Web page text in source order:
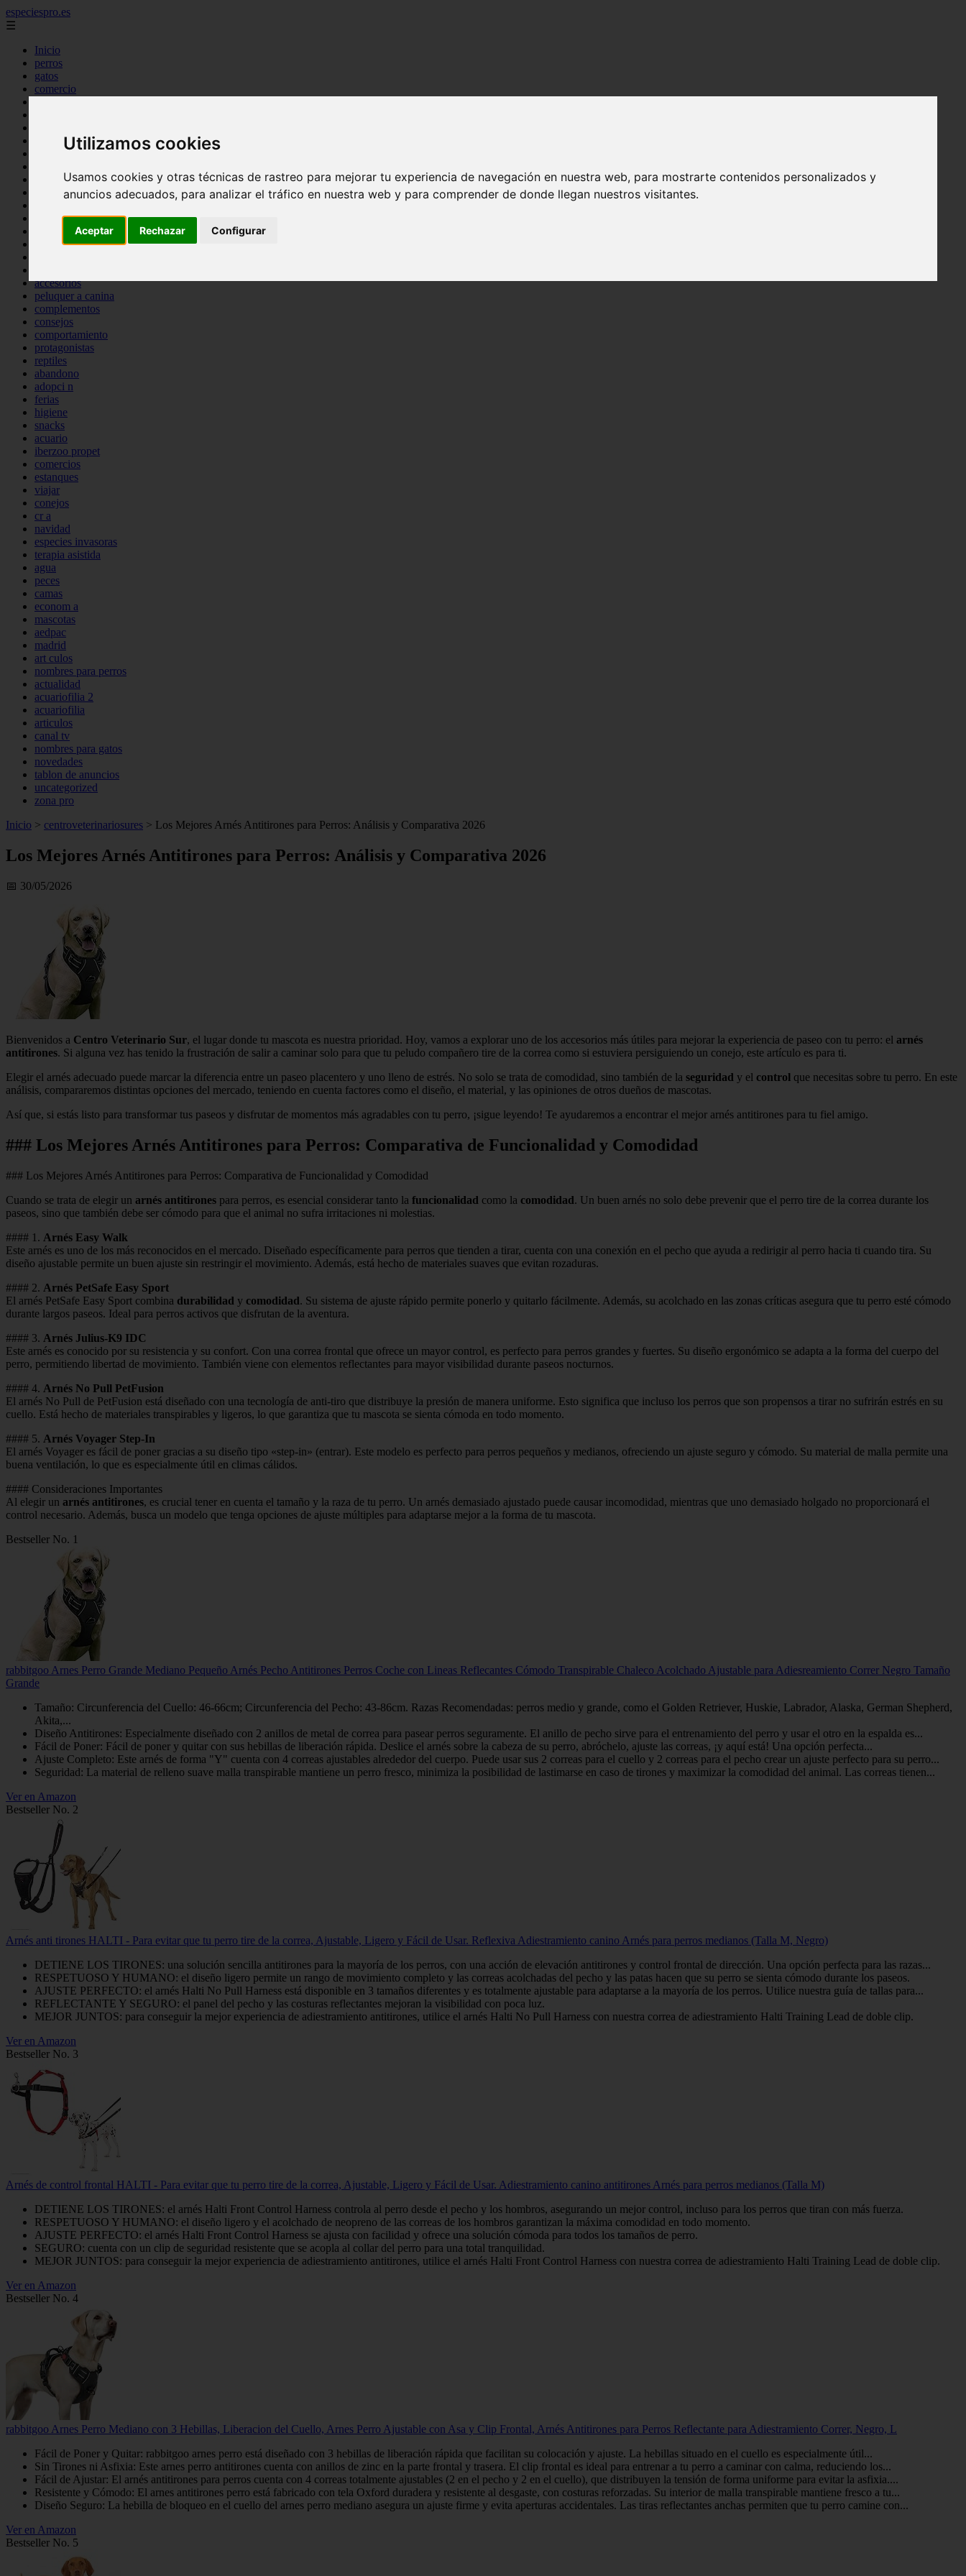
Utilizamos cookies
Usamos cookies y otras técnicas de rastreo para mejorar tu experiencia de navegación en nuestra web, para mostrarte contenidos personalizados y
anuncios adecuados, para analizar el tráfico en nuestra web y para comprender de donde llegan nuestros visitantes.
Aceptar Rechazar Configurar
especiespro.es
☰
Inicio
perros
gatos
comercio
tenencia responsable
mantenimiento
bienestar
peque os mam feros
verano
accesorios
peluquer a canina
complementos
consejos
comportamiento
protagonistas
reptiles
abandono
adopci n
ferias
higiene
snacks
acuario
iberzoo propet
comercios
estanques
viajar
conejos
cr a
navidad
especies invasoras
terapia asistida
agua
peces
camas
econom a
mascotas
aedpac
madrid
art culos
nombres para perros
actualidad
acuariofilia 2
acuariofilia
articulos
canal tv
nombres para gatos
novedades
tablon de anuncios
uncategorized
zona pro
Inicio > centroveterinariosures > Los Mejores Arnés Antitirones para Perros: Análisis y Comparativa 2026
Los Mejores Arnés Antitirones para Perros: Análisis y Comparativa 2026
📅 30/05/2026
Bienvenidos a Centro Veterinario Sur, el lugar donde tu mascota es nuestra prioridad. Hoy, vamos a explorar uno de los accesorios más útiles para mejorar la experiencia de paseo con tu perro: el arnés
antitirones. Si alguna vez has tenido la frustración de salir a caminar solo para que tu peludo compañero tire de la correa como si estuviera persiguiendo un conejo, este artículo es para ti.
Elegir el arnés adecuado puede marcar la diferencia entre un paseo placentero y uno lleno de estrés. No solo se trata de comodidad, sino también de la seguridad y el control que necesitas sobre tu perro. En este
análisis, compararemos distintas opciones del mercado, teniendo en cuenta factores como el diseño, el material, y las opiniones de otros dueños de mascotas.
Así que, si estás listo para transformar tus paseos y disfrutar de momentos más agradables con tu perro, ¡sigue leyendo! Te ayudaremos a encontrar el mejor arnés antitirones para tu fiel amigo.
### Los Mejores Arnés Antitirones para Perros: Comparativa de Funcionalidad y Comodidad
### Los Mejores Arnés Antitirones para Perros: Comparativa de Funcionalidad y Comodidad
Cuando se trata de elegir un arnés antitirones para perros, es esencial considerar tanto la funcionalidad como la comodidad. Un buen arnés no solo debe prevenir que el perro tire de la correa durante los
paseos, sino que también debe ser cómodo para que el animal no sufra irritaciones ni molestias.
#### 1. Arnés Easy Walk
Este arnés es uno de los más reconocidos en el mercado. Diseñado específicamente para perros que tienden a tirar, cuenta con una conexión en el pecho que ayuda a redirigir al perro hacia ti cuando tira. Su
diseño ajustable permite un buen ajuste sin restringir el movimiento. Además, está hecho de materiales suaves que evitan rozaduras.
#### 2. Arnés PetSafe Easy Sport
El arnés PetSafe Easy Sport combina durabilidad y comodidad. Su sistema de ajuste rápido permite ponerlo y quitarlo fácilmente. Además, su acolchado en las zonas críticas asegura que tu perro esté cómodo
durante largos paseos. Ideal para perros activos que disfrutan de la aventura.
#### 3. Arnés Julius-K9 IDC
Este arnés es conocido por su resistencia y su confort. Con una correa frontal que ofrece un mayor control, es perfecto para perros grandes y fuertes. Su diseño ergonómico se adapta a la forma del cuerpo del
perro, permitiendo libertad de movimiento. También viene con elementos reflectantes para mayor visibilidad durante paseos nocturnos.
#### 4. Arnés No Pull PetFusion
El arnés No Pull de PetFusion está diseñado con una tecnología de anti-tiro que distribuye la presión de manera uniforme. Esto significa que incluso los perros que son propensos a tirar no sufrirán estrés en su
cuello. Está hecho de materiales transpirables y ligeros, lo que garantiza que tu mascota se sienta cómoda en todo momento.
#### 5. Arnés Voyager Step-In
El arnés Voyager es fácil de poner gracias a su diseño tipo «step-in» (entrar). Este modelo es perfecto para perros pequeños y medianos, ofreciendo un ajuste seguro y cómodo. Su material de malla permite una
buena ventilación, lo que es especialmente útil en climas cálidos.
#### Consideraciones Importantes
Al elegir un arnés antitirones, es crucial tener en cuenta el tamaño y la raza de tu perro. Un arnés demasiado ajustado puede causar incomodidad, mientras que uno demasiado holgado no proporcionará el
control necesario. Además, busca un modelo que tenga opciones de ajuste múltiples para adaptarse mejor a la forma de tu mascota.
Bestseller No. 1
rabbitgoo Arnes Perro Grande Mediano Pequeño Arnés Pecho Antitirones Perros Coche con Lineas Reflecantes Cómodo Transpirable Chaleco Acolchado Ajustable para Adiesreamiento Correr Negro Tamaño
Grande
Tamaño: Circunferencia del Cuello: 46-66cm; Circunferencia del Pecho: 43-86cm. Razas Recomendadas: perros medio y grande, como el Golden Retriever, Huskie, Labrador, Alaska, German Shepherd,
Akita,...
Diseño Antitirones: Especialmente diseñado con 2 anillos de metal de correa para pasear perros seguramente. El anillo de pecho sirve para el entrenamiento del perro y usar el otro en la espalda es...
Fácil de Poner: Fácil de poner y quitar con sus hebillas de liberación rápida. Deslice el arnés sobre la cabeza de su perro, abróchelo, ajuste las correas, ¡y aquí está! Una opción perfecta...
Ajuste Completo: Este arnés de forma "Y" cuenta con 4 correas ajustables alrededor del cuerpo. Puede usar sus 2 correas para el cuello y 2 correas para el pecho crear un ajuste perfecto para su perro...
Seguridad: La material de relleno suave malla transpirable mantiene un perro fresco, minimiza la posibilidad de lastimarse en caso de tirones y maximizar la comodidad del animal. Las correas tienen...
Ver en Amazon
Bestseller No. 2
Arnés anti tirones HALTI - Para evitar que tu perro tire de la correa, Ajustable, Ligero y Fácil de Usar. Reflexiva Adiestramiento canino Arnés para perros medianos (Talla M, Negro)
DETIENE LOS TIRONES: una solución sencilla antitirones para la mayoría de los perros, con una acción de elevación antitirones y control frontal de dirección. Una opción perfecta para las razas...
RESPETUOSO Y HUMANO: el diseño ligero permite un rango de movimiento completo y las correas acolchadas del pecho y las patas hacen que su perro se sienta cómodo durante los paseos.
AJUSTE PERFECTO: el arnés Halti No Pull Harness está disponible en 3 tamaños diferentes y es totalmente ajustable para adaptarse a la mayoría de los perros. Utilice nuestra guía de tallas para...
REFLECTANTE Y SEGURO: el panel del pecho y las costuras reflectantes mejoran la visibilidad con poca luz.
MEJOR JUNTOS: para conseguir la mejor experiencia de adiestramiento antitirones, utilice el arnés Halti No Pull Harness con nuestra correa de adiestramiento Halti Training Lead de doble clip.
Ver en Amazon
Bestseller No. 3
Arnés de control frontal HALTI - Para evitar que tu perro tire de la correa, Ajustable, Ligero y Fácil de Usar. Adiestramiento canino antitirones Arnés para perros medianos (Talla M)
DETIENE LOS TIRONES: el arnés Halti Front Control Harness controla al perro desde el pecho y los hombros, asegurando un mejor control, incluso para los perros que tiran con más fuerza.
RESPETUOSO Y HUMANO: el diseño ligero y el acolchado de neopreno de las correas de los hombros garantizan la máxima comodidad en todo momento.
AJUSTE PERFECTO: el arnés Halti Front Control Harness se ajusta con facilidad y ofrece una solución cómoda para todos los tamaños de perro.
SEGURO: cuenta con un clip de seguridad resistente que se acopla al collar del perro para una total tranquilidad.
MEJOR JUNTOS: para conseguir la mejor experiencia de adiestramiento antitirones, utilice el arnés Halti Front Control Harness con nuestra correa de adiestramiento Halti Training Lead de doble clip.
Ver en Amazon
Bestseller No. 4
rabbitgoo Arnes Perro Mediano con 3 Hebillas, Liberacion del Cuello, Arnes Perro Ajustable con Asa y Clip Frontal, Arnés Antitirones para Perros Reflectante para Adiestramiento Correr, Negro, L
Fácil de Poner y Quitar: rabbitgoo arnes perro está diseñado con 3 hebillas de liberación rápida que facilitan su colocación y ajuste. La hebillas situado en el cuello es especialmente útil...
Sin Tirones ni Asfixia: Este arnes perro antitirones cuenta con anillos de zinc en la parte frontal y trasera. El clip frontal es ideal para entrenar a tu perro a caminar con calma, reduciendo los...
Fácil de Ajustar: El arnés antitirones para perros cuenta con 4 correas totalmente ajustables (2 en el pecho y 2 en el cuello), que distribuyen la tensión de forma uniforme para evitar la asfixia....
Resistente y Cómodo: El arnes antitirones perro está fabricado con tela Oxford duradera y resistente al desgaste, con costuras reforzadas. Su interior de malla transpirable mantiene fresco a tu...
Diseño Seguro: La hebilla de bloqueo en el cuello del arnes perro mediano asegura un ajuste firme y evita aperturas accidentales. Las tiras reflectantes anchas permiten que tu perro camine con...
Ver en Amazon
Bestseller No. 5